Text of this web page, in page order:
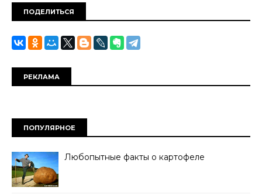
ПОДЕЛИТЬСЯ
РЕКЛАМА
ПОПУЛЯРНОЕ
Любопытные факты о картофеле